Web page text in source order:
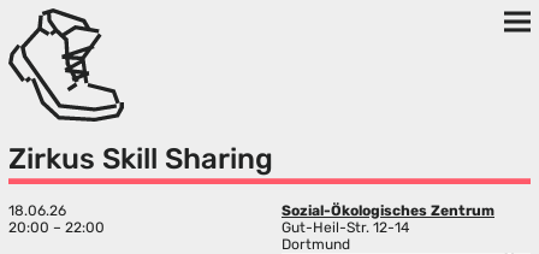
Zirkus Skill Sharing
18.06.26
20:00 – 22:00
Sozial-Ökologisches Zentrum
Gut-Heil-Str. 12-14
Dortmund